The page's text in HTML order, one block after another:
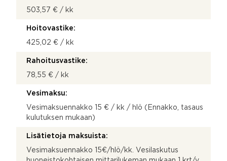
503,57 € / kk
Hoitovastike:
425,02 € / kk
Rahoitusvastike:
78,55 € / kk
Vesimaksu:
Vesimaksuennakko 15 € / kk / hlö (Ennakko, tasaus
kulutuksen mukaan)
Lisätietoja maksuista:
Vesimaksuennakko 15€/hlö/kk. Vesilaskutus